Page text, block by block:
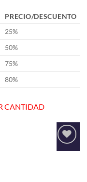
PRECIO/DESCUENTO
25%
50%
75%
80%
CANTIDAD
Añadir